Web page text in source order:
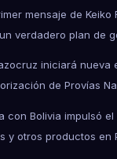
mensaje de Keiko
verdadero plan de
iniciará nueva
de Provías
con Bolivia impulsó
y otros productos en